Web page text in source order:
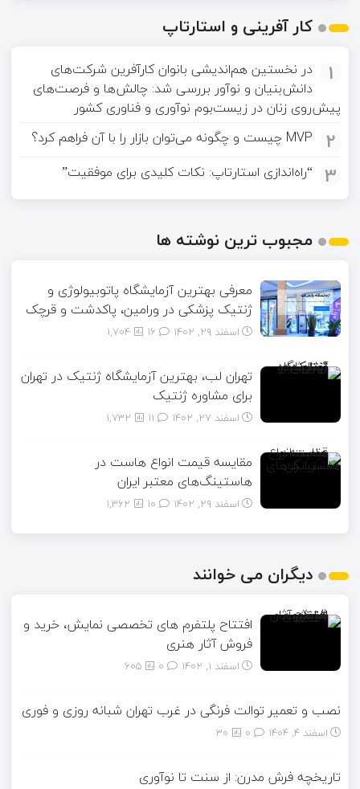
کار آفرینی و استارتاپ
1
در نخستین هم‌اندیشی بانوان کارآفرین شرکت‌های
دانش‌بنیان و نوآور بررسی شد: چالش‌ها و فرصت‌های
پیش‌روی زنان در زیست‌بوم نوآوری و فناوری کشور
2 MVP چیست و چگونه می‌توان بازار را با آن فراهم کرد؟
3 “راه‌اندازی استارتاپ: نکات کلیدی برای موفقیت”
مجبوب ترین نوشته ها
معرفی بهترین آزمایشگاه پاتوبیولوژی و
ژنتیک پزشکی در ورامین، پاکدشت و قرچک
اسفند ۲۹, ۱۴۰۲ 1,704
تهران لب، بهترین آزمایشگاه ژنتیک در تهران
برای مشاوره ژنتیک
اسفند ۲۷, ۱۴۰۲ 1,732
مقایسه قیمت انواع هاست در
هاستینگ‌های معتبر ایران
اسفند ۲۹, ۱۴۰۲ 1,362
دیگران می خوانند
افتتاح پلتفرم های تخصصی نمایش، خرید و
فروش آثار هنری
اسفند ۱, ۱۴۰۲ 605
نصب و تعمیر توالت فرنگی در غرب تهران شبانه روزی و فوری
اسفند ۴, ۱۴۰۴ 30
تاریخچه فرش مدرن: از سنت تا نوآوری